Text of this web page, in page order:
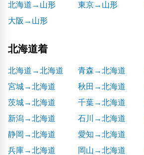
北海道→山形 東京→山形
大阪→山形
北海道着
北海道→北海道 青森→北海道
宮城→北海道
秋田→北海道
茨城→北海道
千葉→北海道
新潟→北海道
石川→北海道
静岡→北海道
愛知→北海道
兵庫→北海道
岡山→北海道